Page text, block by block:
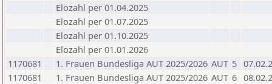
Elozahl per 01.04.2025
Elozahl per 01.07.2025
Elozahl per 01.10.2025
Elozahl per 01.01.2026
1170681
1. Frauen Bundesliga AUT 2025/2026 AUT 5
1170681
1. Frauen Bundesliga AUT 2025/2026 AUT 6